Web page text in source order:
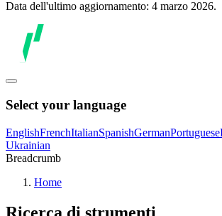
Data dell'ultimo aggiornamento: 4 marzo 2026.
Select your language
EnglishFrenchItalianSpanishGermanPortuguese
Ukrainian
Breadcrumb
Home